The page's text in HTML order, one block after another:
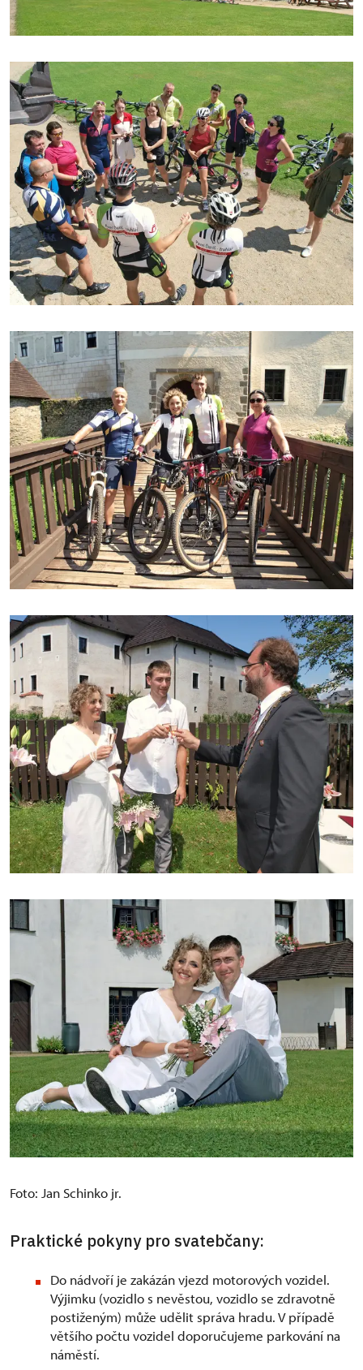
Foto: Jan Schinko jr.
Praktické pokyny pro svatebčany:
Do nádvoří je zakázán vjezd motorových vozidel.
Výjimku (vozidlo s nevěstou, vozidlo se zdravotně
postiženým) může udělit správa hradu. V případě
většího počtu vozidel doporučujeme parkování na
náměstí.